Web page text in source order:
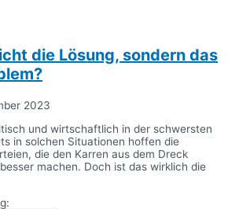
die Lösung, sondern das
2023
und wirtschaftlich in der schwersten
in solchen Situationen hoffen die
die den Karren aus dem Dreck
machen. Doch ist das wirklich die